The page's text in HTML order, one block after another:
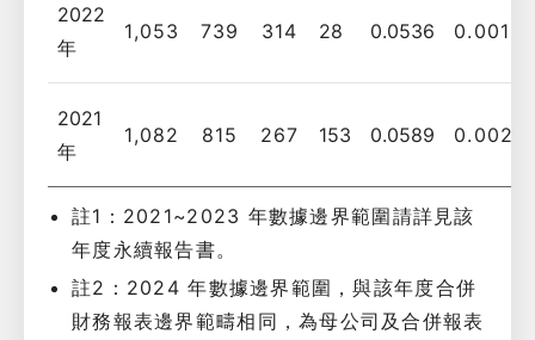
2022
年
1,053 739 314 28 0.0536 0.0019
2021
年
1,082 815 267 153 0.0589 0.0021
註1：2021~2023 年數據邊界範圍請詳見該
年度永續報告書。
註2：2024 年數據邊界範圍，與該年度合併
財務報表邊界範疇相同，為母公司及合併報表